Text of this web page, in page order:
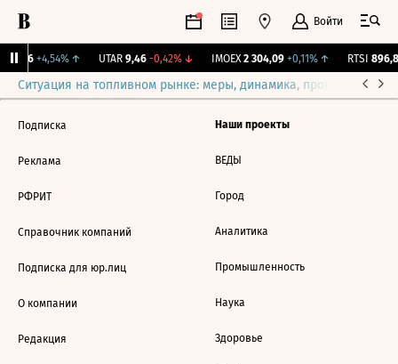
Войти
57,6 +4,54%↑ UTAR 9,46 -0,42%↓ IMOEX 2 304,09 +0,11%↑ RTSI
Ситуация на топливном рынке: меры, динамика, прогнозы
Подписка
Реклама
РФРИТ
Справочник компаний
Подписка для юр.лиц
О компании
Редакция
Наши проекты
ВЕДЫ
Город
Аналитика
Промышленность
Наука
Здоровье